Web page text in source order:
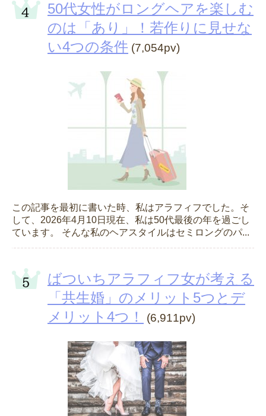
50代女性がロングヘアを楽しむ
のは「あり」！若作りに見せな
い4つの条件 (7,054pv)
この記事を最初に書いた時、私はアラフィフでした。そ
して、2026年4月10日現在、私は50代最後の年を過ごし
ています。 そんな私のヘアスタイルはセミロングのパ...
ばついちアラフィフ女が考える
「共生婚」のメリット5つとデ
メリット4つ！
(6,911pv)